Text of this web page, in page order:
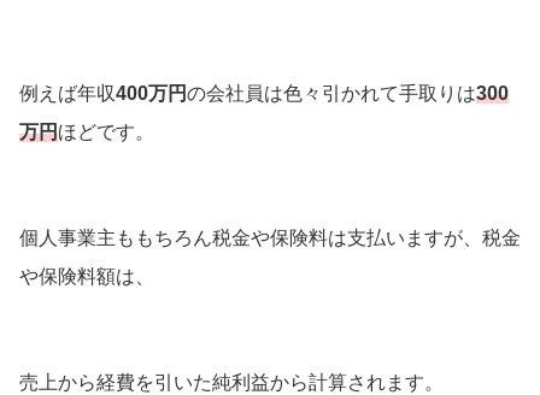
例えば年収400万円の会社員は色々引かれて手取りは300
万円ほどです。
個人事業主ももちろん税金や保険料は支払いますが、税金
や保険料額は、
売上から経費を引いた純利益から計算されます。